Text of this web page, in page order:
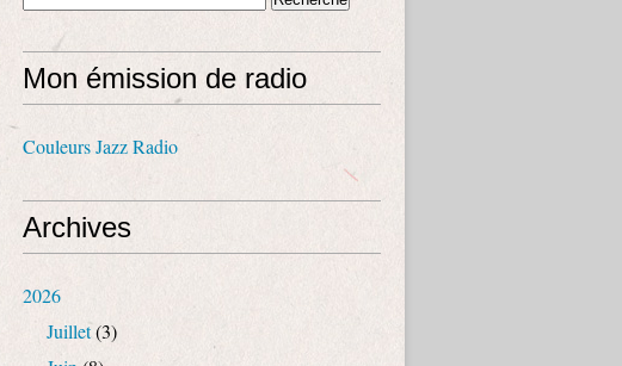
Mon émission de radio
Couleurs Jazz Radio
Archives
2026
Juillet(3)